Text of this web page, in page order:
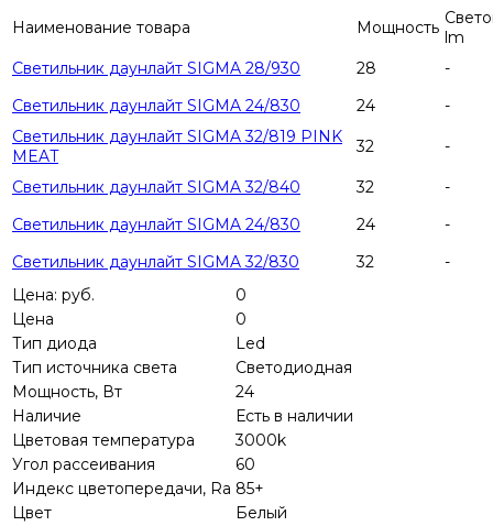
Наименование товара Мощность lm
Светильник даунлайт SIGMA 28/930
28
-
Светильник даунлайт SIGMA 24/830
24
-
Светильник даунлайт SIGMA 32/819 PINK
MEAT
32 -
Светильник даунлайт SIGMA 32/840 32
-
Светильник даунлайт SIGMA 24/830
24
-
Светильник даунлайт SIGMA 32/830
32
-
Цена: руб.
0
Цена
0
Тип диода
Led
Тип источника света
Светодиодная
Мощность, Вт
24
Наличие
Есть в наличии
Цветовая температура
3000k
Угол рассеивания
60
Индекс цветопередачи, Ra 85+
Цвет
Белый